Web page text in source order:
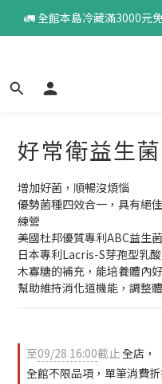
🚛 全館本島冷藏滿3000元
好常衛益生
增加好菌，順暢沒煩惱
優勢菌種四效合一，具有絕
練營
美國杜邦優質專利ABC益生
日本專利Lacris-S芽孢型乳
木寡糖的補充，能培養體內
幫助維持消化道機能，調整
至09/28 16:00截止全店，
全館不限品項，單筆消費